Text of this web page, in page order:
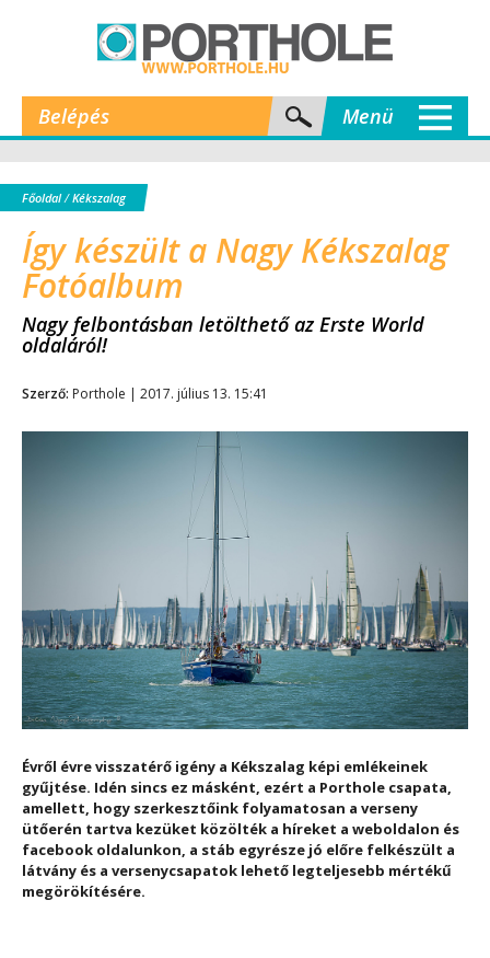
Belépés Menü
Főoldal/Kékszalag
Így készült a Nagy Kékszalag
Fotóalbum
Nagy felbontásban letölthető az Erste World
oldaláról!
Szerző: Porthole | 2017. július 13. 15:41
Évről évre visszatérő igény a Kékszalag képi emlékeinek
gyűjtése. Idén sincs ez másként, ezért a Porthole csapata,
amellett, hogy szerkesztőink folyamatosan a verseny
ütőerén tartva kezüket közölték a híreket a weboldalon és
facebook oldalunkon, a stáb egyrésze jó előre felkészült a
látvány és a versenycsapatok lehető legteljesebb mértékű
megörökítésére.